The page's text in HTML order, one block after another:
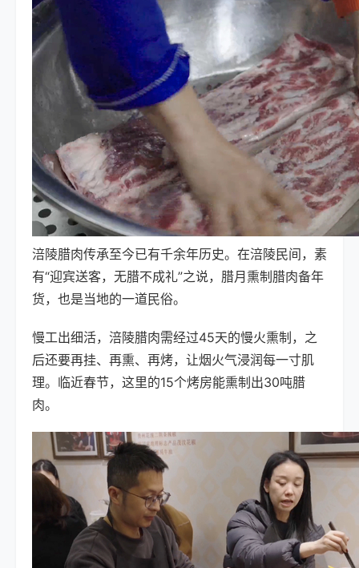
涪陵腊肉传承至今已有千余年历史。在涪陵民间，素
有“迎宾送客，无腊不成礼”之说，腊月熏制腊肉备年
货，也是当地的一道民俗。
慢工出细活，涪陵腊肉需经过45天的慢火熏制，之
后还要再挂、再熏、再烤，让烟火气浸润每一寸肌
理。临近春节，这里的15个烤房能熏制出30吨腊
肉。